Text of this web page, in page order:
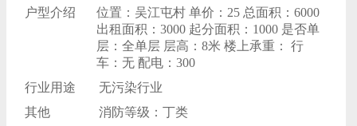
户型介绍
位置：吴江屯村 单价：25 总面积：6000
出租面积：3000 起分面积：1000 是否单
层：全单层 层高：8米 楼上承重： 行
车：无 配电：300
行业用途
无污染行业
其他
消防等级：丁类